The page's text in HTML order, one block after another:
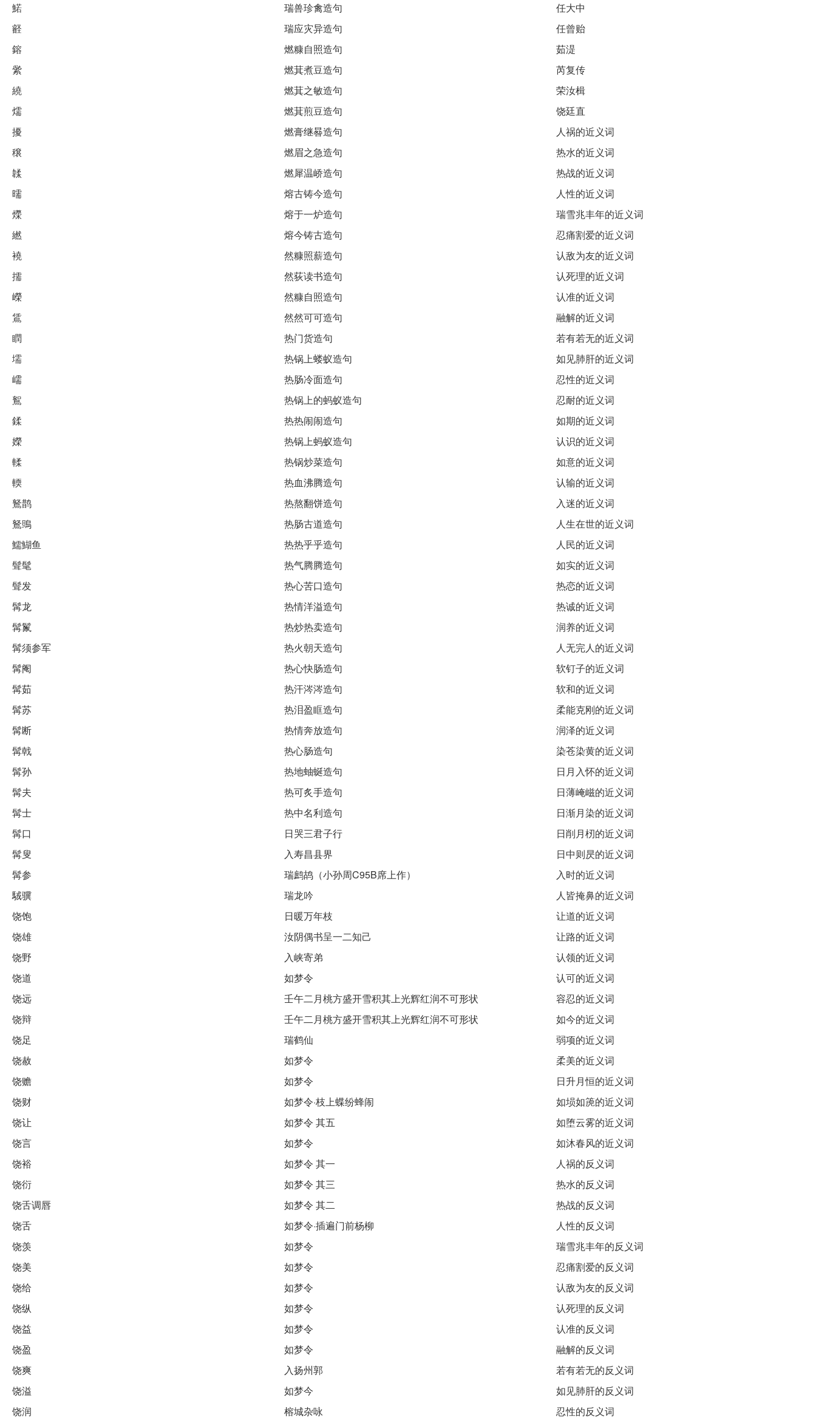
鰙
壡
鎔
繠
繞
燸
擾
穣
韖
曘
爃
繎
襓
擩
嶸
鵀
瞤
壖
嶿
鴽
鍒
嬫
輮
輭
鴑鹊
鴑鴠
鱬鰗鱼
髶髦
髶发
髯龙
髯鬣
髯须参军
髯阉
髯茹
髯苏
髯断
髯戟
髯孙
髯夫
髯士
髯口
髯叟
髯参
駥骥
饶饱
饶雄
饶野
饶道
饶远
饶辩
饶足
饶赦
饶赡
饶财
饶让
饶言
饶裕
饶衍
饶舌调唇
饶舌
饶羡
饶美
饶给
饶纵
饶益
饶盈
饶爽
饶溢
饶润
瑞兽珍禽造句
瑞应灾异造句
燃糠自照造句
燃萁煮豆造句
燃萁之敏造句
燃萁煎豆造句
燃膏继晷造句
燃眉之急造句
燃犀温峤造句
熔古铸今造句
熔于一炉造句
熔今铸古造句
然糠照薪造句
然荻读书造句
然糠自照造句
然然可可造句
热门货造句
热锅上蝼蚁造句
热肠冷面造句
热锅上的蚂蚁造句
热热闹闹造句
热锅上蚂蚁造句
热锅炒菜造句
热血沸腾造句
热熬翻饼造句
热肠古道造句
热热乎乎造句
热气腾腾造句
热心苦口造句
热情洋溢造句
热炒热卖造句
热火朝天造句
热心快肠造句
热汗涔涔造句
热泪盈眶造句
热情奔放造句
热心肠造句
热地蚰蜒造句
热可炙手造句
热中名利造句
日哭三君子行
入寿昌县界
瑞鹧鸪（小孙周C95B席上作）
瑞龙吟
日暖万年枝
汝阴偶书呈一二知己
入峡寄弟
如梦令
壬午二月桃方盛开雪积其上光辉红润不可形状
壬午二月桃方盛开雪积其上光辉红润不可形状
瑞鹤仙
如梦令
如梦令
如梦令·枝上蝶纷蜂闹
如梦令 其五
如梦令
如梦令 其一
如梦令 其三
如梦令 其二
如梦令·插遍门前杨柳
如梦令
如梦令
如梦令
如梦令
如梦令
如梦令
入扬州郭
如梦今
榕城杂咏
任大中
任曾贻
茹湜
芮复传
荣汝楫
饶廷直
人祸的近义词
热水的近义词
热战的近义词
人性的近义词
瑞雪兆丰年的近义词
忍痛割爱的近义词
认敌为友的近义词
认死理的近义词
认准的近义词
融解的近义词
若有若无的近义词
如见肺肝的近义词
忍性的近义词
忍耐的近义词
如期的近义词
认识的近义词
如意的近义词
认输的近义词
入迷的近义词
人生在世的近义词
人民的近义词
如实的近义词
热恋的近义词
热诚的近义词
润养的近义词
人无完人的近义词
软钉子的近义词
软和的近义词
柔能克刚的近义词
润泽的近义词
染苍染黄的近义词
日月入怀的近义词
日薄崦嵫的近义词
日渐月染的近义词
日削月杒的近义词
日中则昃的近义词
入时的近义词
人皆掩鼻的近义词
让道的近义词
让路的近义词
认领的近义词
认可的近义词
容忍的近义词
如今的近义词
弱项的近义词
柔美的近义词
日升月恒的近义词
如埙如箎的近义词
如堕云雾的近义词
如沐春风的近义词
人祸的反义词
热水的反义词
热战的反义词
人性的反义词
瑞雪兆丰年的反义词
忍痛割爱的反义词
认敌为友的反义词
认死理的反义词
认准的反义词
融解的反义词
若有若无的反义词
如见肺肝的反义词
忍性的反义词